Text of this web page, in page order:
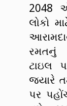
2048
લોકો
રમતનું
ટાઇલ
જ્યારે
પર